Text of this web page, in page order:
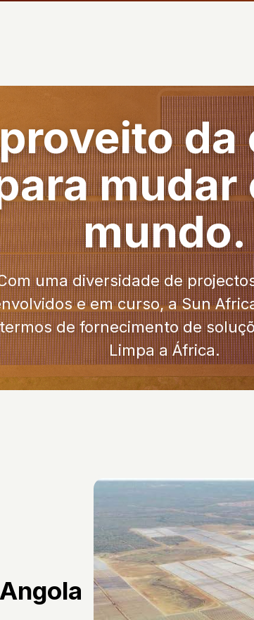
da
mudar
mundo.
uma diversidade de
e em curso, a Sun
de fornecimento de
Limpa a África.